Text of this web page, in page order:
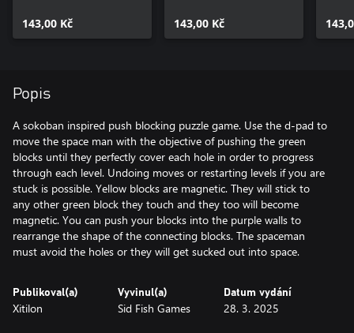
143,00 Kč 143,00 Kč
Popis
A sokoban inspired push blocking puzzle game. Use the d-pad to
move the space man with the objective of pushing the green
blocks until they perfectly cover each hole in order to progress
through each level. Undoing moves or restarting levels if you are
stuck is possible. Yellow blocks are magnetic. They will stick to
any other green block they touch and they too will become
magnetic. You can push your blocks into the purple walls to
rearrange the shape of the connecting blocks. The spaceman
must avoid the holes or they will get sucked out into space.
Publikoval(a)
Xitilon
Vyvinul(a)
Sid Fish Games
Datum vydání
28. 3. 2025